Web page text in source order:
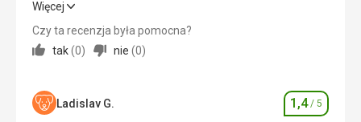
Plaża
Czysto, piaszczysto, wygodne leżaki, łagodne wejście bez
kamieni.
Smaczne, różnorodne
Świetne wakacje, ogromna satysfakcja, dzięki
wakacji. Dziękujemy ❤️
Zakwaterowanie 5,0/ 5
Więcej
Czy ta recenzja była pomocna?
tak(0) nie (0)
Ladislav G. Ocena
1,4/ 5